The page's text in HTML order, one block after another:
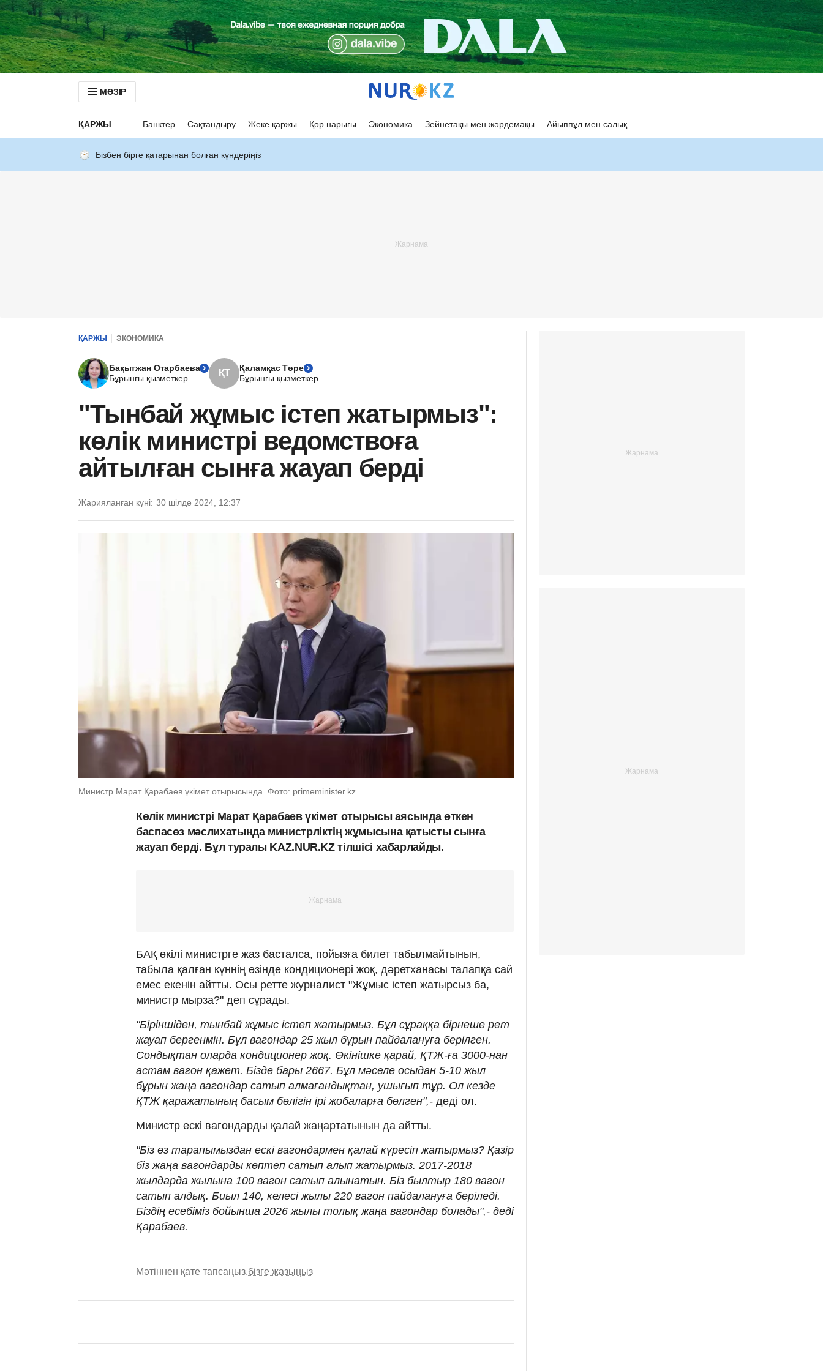
МӘЗІР
ҚАРЖЫ Банктер Сақтандыру Жеке қаржы Қор нарығы Экономика Зейнетақы мен жәрдемақы Айыппұл мен салық
Бізбен бірге қатарынан болған күндеріңіз
ҚАРЖЫ ЭКОНОМИКА
Бақытжан Отарбаева
Бұрынғы қызметкер
ҚТ
Қаламқас Төре
Бұрынғы қызметкер
"Тынбай жұмыс істеп жатырмыз":
көлік министрі ведомствоға
айтылған сынға жауап берді
Жарияланған күні: 30 шілде 2024, 12:37
Министр Марат Қарабаев үкімет отырысында. Фото: primeminister.kz
Көлік министрі Марат Қарабаев үкімет отырысы аясында өткен
баспасөз мәслихатында министрліктің жұмысына қатысты сынға
жауап берді. Бұл туралы KAZ.NUR.KZ тілшісі хабарлайды.
БАҚ өкілі министрге жаз басталса, пойызға билет табылмайтынын,
табыла қалған күннің өзінде кондиционері жоқ, дәретханасы талапқа сай
емес екенін айтты. Осы ретте журналист "Жұмыс істеп жатырсыз ба,
министр мырза?" деп сұрады.
"Біріншіден, тынбай жұмыс істеп жатырмыз. Бұл сұраққа бірнеше рет
жауап бергенмін. Бұл вагондар 25 жыл бұрын пайдалануға берілген.
Сондықтан оларда кондиционер жоқ. Өкінішке қарай, ҚТЖ-ға 3000-нан
астам вагон қажет. Бізде бары 2667. Бұл мәселе осыдан 5-10 жыл
бұрын жаңа вагондар сатып алмағандықтан, ушығып тұр. Ол кезде
ҚТЖ қаражатының басым бөлігін ірі жобаларға бөлген",- деді ол.
Министр ескі вагондарды қалай жаңартатынын да айтты.
"Біз өз тарапымыздан ескі вагондармен қалай күресіп жатырмыз? Қазір
біз жаңа вагондарды көптеп сатып алып жатырмыз. 2017-2018
жылдарда жылына 100 вагон сатып алынатын. Біз былтыр 180 вагон
сатып алдық. Биыл 140, келесі жылы 220 вагон пайдалануға беріледі.
Біздің есебіміз бойынша 2026 жылы толық жаңа вагондар болады",- деді
Қарабаев.
Мәтіннен қате тапсаңыз,бізге жазыңыз